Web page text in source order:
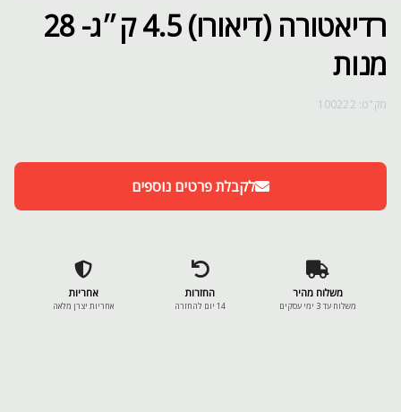
רדיאטורה (דיאורו) 4.5 ק״ג- 28
מנות
מק"ט: 100222
לקבלת פרטים נוספים
משלוח מהיר
משלוח עד 3 ימי עסקים
החזרות
14 יום להחזרה
אחריות
אחריות יצרן מלאה